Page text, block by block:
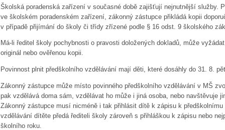
Školská poradenská zařízení v současné době zajišťují nejnutnější služby.
ve školském poradenském zařízení, zákonný zástupce přikládá kopii
v případě přijímání do školy či třídy zřízené podle § 16 odst. 9 školského
Má-li ředitel školy pochybnosti o pravosti doložených dokladů, může
originál nebo ověřenou kopii.
Povinnost plnit předškolního vzdělávání mají děti, které dosáhly do 31. 8.
Zákonný zástupce může místo povinného předškolního vzdělávání v MŠ
pak vzdělává doma sám, vzdělávat ho může i jiná osoba, nebo navštěvuje
Zákonný zástupce musí nicméně i tak přihlásit dítě k zápisu k
vzdělávání dítěte předá řediteli školy zároveň s přihláškou k zápisu nebo
školního roku.